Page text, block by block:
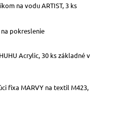
na vodu ARTIST, 3 ks
pokreslenie
Acrylic, 30 ks základné v
fixa MARVY na textil M423,